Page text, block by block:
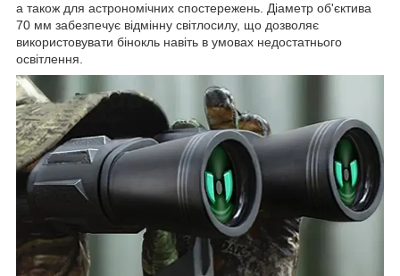
а також для астрономічних спостережень. Діаметр об'єктива
70 мм забезпечує відмінну світлосилу, що дозволяє
використовувати бінокль навіть в умовах недостатнього
освітлення.